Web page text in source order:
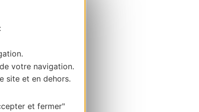
votre navigation.
site et en dehors.
et fermer"